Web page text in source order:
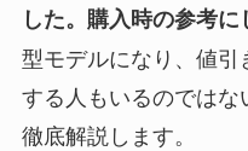
した。購入時の参考に
型モデルになり、値
する人もいるのでは
徹底解説します。